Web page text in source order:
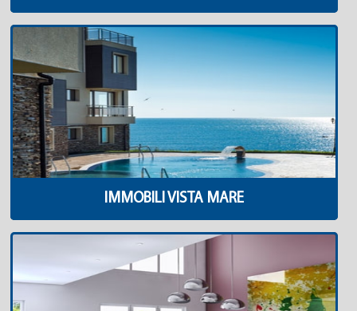
IMMOBILI VISTA MARE